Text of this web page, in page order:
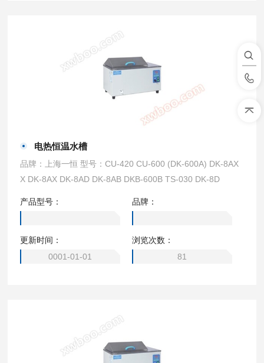
电热恒温水槽
品牌：上海一恒 型号：CU-420 CU-600 (DK-600A) DK-8AX
X DK-8AX DK-8AD DK-8AB DKB-600B TS-030 DK-8D
产品型号： 品牌：
更新时间：
0001-01-01
浏览次数：
81